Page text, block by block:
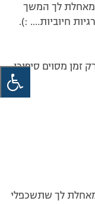
מאחלת לך המשך
חיוביות…. :).
זמן מסוים סיפורי
לך שתשכפלי